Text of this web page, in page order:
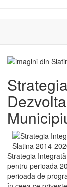
Strategia
pentru perioada
perioada de